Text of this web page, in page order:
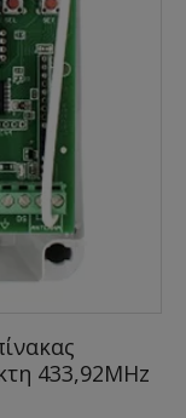
433,92MHz